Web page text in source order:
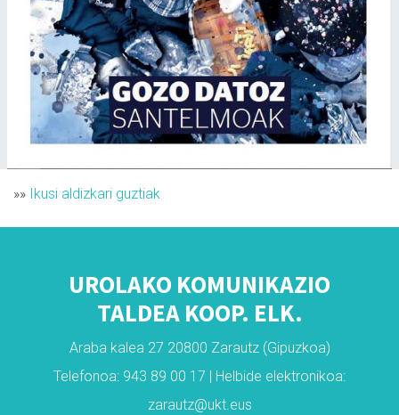
»» Ikusi aldizkari guztiak
UROLAKO KOMUNIKAZIO
TALDEA KOOP. ELK.
Araba kalea 27 20800 Zarautz (Gipuzkoa)
Telefonoa: 943 89 00 17 | Helbide elektronikoa:
zarautz@ukt.eus